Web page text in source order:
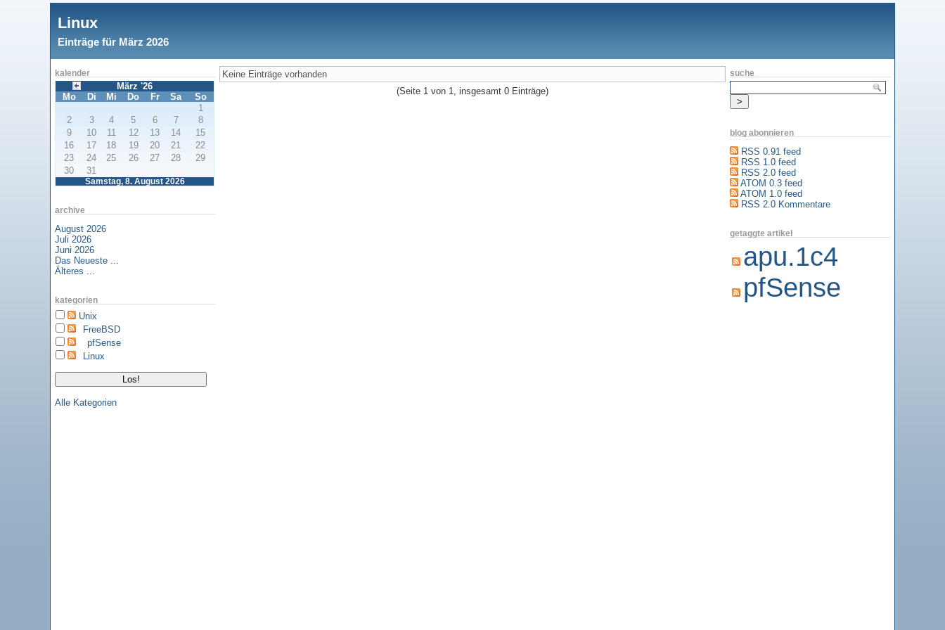
Linux
Einträge für März 2026
kalender
März '26
Mo
Di Mi Do Fr Sa So
Samstag, 8. August 2026
1
2
3 4 5 6 7
8
9
10 11 12 13 14
15
16
17 18 19 20 21
22
23
24 25 26 27 28
29
30
31
archive
August 2026
Juli 2026
Juni 2026
Das Neueste ...
Älteres ...
kategorien
Unix
FreeBSD
pfSense
Linux
Alle Kategorien
Keine Einträge vorhanden
(Seite 1 von 1, insgesamt 0 Einträge)
suche
blog abonnieren
RSS 0.91 feed
RSS 1.0 feed
RSS 2.0 feed
ATOM 0.3 feed
ATOM 1.0 feed
RSS 2.0 Kommentare
getaggte artikel
apu.1c4
pfSense